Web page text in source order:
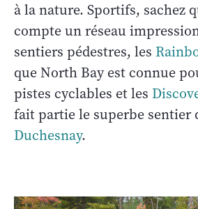
à la nature. Sportifs, sachez
compte un réseau
sentiers pédestres, les
que North Bay est connue
pistes cyclables et les
fait partie le superbe sentier
Duchesnay.